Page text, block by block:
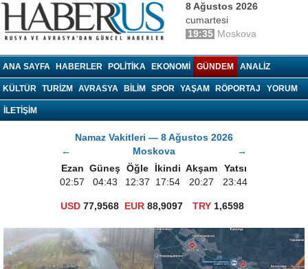
8 Ağustos 2026
cumartesi
19:35 Moskova
ANA SAYFA HABERLER POLITIKA EKONOMI GÜNDEM ANALIZ
KÜLTÜR TURIZM AVRASYA BILIM SPOR YAŞAM RÖPORTAJ YORUM
İLETİŞİM
Namaz Vakitleri — 8 Ağustos 2026
←
Moskova
→
Ezan Güneş Öğle İkindi Akşam
Yatsı
02:57
04:43 12:37 17:54 20:27 23:44
USD 77,9568 EUR 88,9097 TRY1,6598